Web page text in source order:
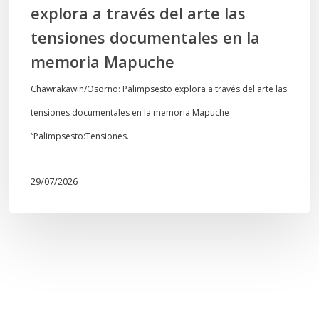
memoria
Mapuche
explora a través del arte las
tensiones documentales en la
memoria Mapuche
Chawrakawin/Osorno: Palimpsesto explora a través del arte las
tensiones documentales en la memoria Mapuche
“Palimpsesto:Tensiones…
29/07/2026